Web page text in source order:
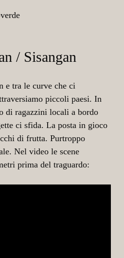
/ Sisangan
e tra le curve che ci
piccoli paesi. In
di ragazzini locali a bordo
ci sfida. La posta in gioco
di frutta. Purtroppo
Nel video le scene
prima del traguardo: